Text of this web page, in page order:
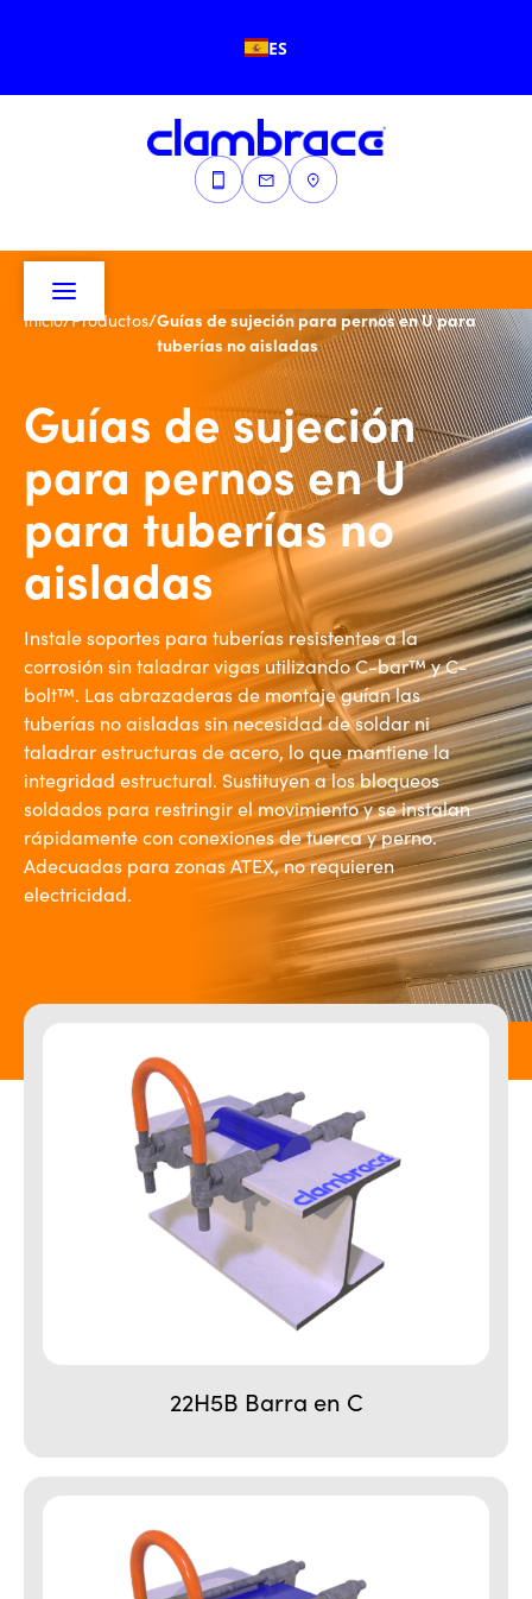
ES
Inicio/Productos/Guías de sujeción para pernos en U para
tuberías no aisladas
Guías de sujeción
para pernos en U
para tuberías no
aisladas
Instale soportes para tuberías resistentes a la
corrosión sin taladrar vigas utilizando C-bar™ y C-
bolt™. Las abrazaderas de montaje guían las
tuberías no aisladas sin necesidad de soldar ni
taladrar estructuras de acero, lo que mantiene la
integridad estructural. Sustituyen a los bloqueos
soldados para restringir el movimiento y se instalan
rápidamente con conexiones de tuerca y perno.
Adecuadas para zonas ATEX, no requieren
electricidad.
22H5B Barra en C